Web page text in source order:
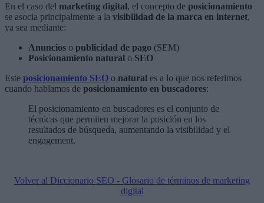
En el caso del marketing digital, el concepto de posicionamiento
se asocia principalmente a la visibilidad de la marca en internet,
ya sea mediante:
Anuncios o publicidad de pago (SEM)
Posicionamiento natural o SEO
Este posicionamiento SEO o natural es a lo que nos referimos
cuando hablamos de posicionamiento en buscadores:
El posicionamiento en buscadores es el conjunto de
técnicas que permiten mejorar la posición en los
resultados de búsqueda, aumentando la visibilidad y el
engagement.
Volver al Diccionario SEO - Glosario de términos de marketing
digital